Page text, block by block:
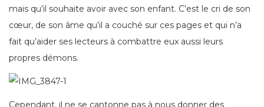
mais qu’il souhaite avoir avec son enfant. C’est le cri de son
cœur, de son âme qu’il a couché sur ces pages et qui n’a
fait qu’aider ses lecteurs à combattre eux aussi leurs
propres démons.
Cependant, il ne se cantonne pas à nous donner des